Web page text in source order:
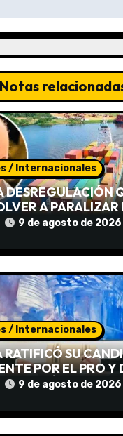
Notas
/ Internacionales
DESREGULACIÓN
A PARALIZAR
9 de agosto de 2026
/ Internacionales
RATIFICÓ SU
POR EL PRO Y
IMPULSÓ
9 de agosto de 2026